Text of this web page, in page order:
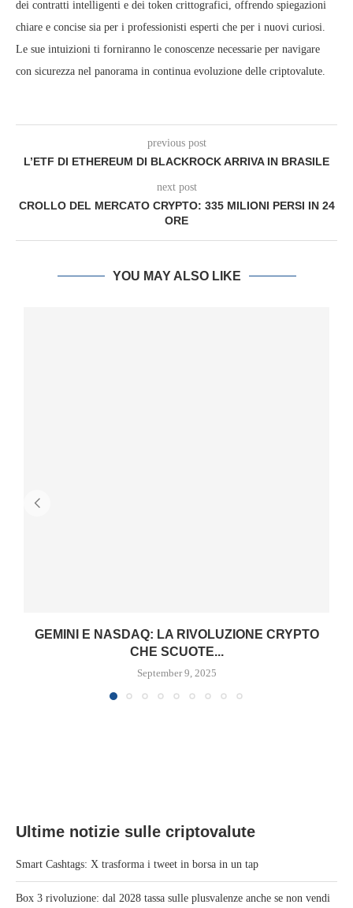
dei contratti intelligenti e dei token crittografici, offrendo spiegazioni
chiare e concise sia per i professionisti esperti che per i nuovi curiosi.
Le sue intuizioni ti forniranno le conoscenze necessarie per navigare
con sicurezza nel panorama in continua evoluzione delle criptovalute.
previous post
L’ETF DI ETHEREUM DI BLACKROCK ARRIVA IN BRASILE
next post
CROLLO DEL MERCATO CRYPTO: 335 MILIONI PERSI IN 24
ORE
YOU MAY ALSO LIKE
GEMINI E NASDAQ: LA RIVOLUZIONE CRYPTO
CHE SCUOTE...
September 9, 2025
Ultime notizie sulle criptovalute
Smart Cashtags: X trasforma i tweet in borsa in un tap
Box 3 rivoluzione: dal 2028 tassa sulle plusvalenze anche se non vendi